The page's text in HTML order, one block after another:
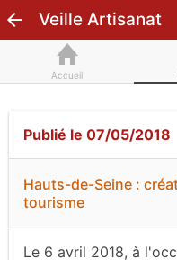
Veille Artisanat
Accueil
Publié le 07/05/2018
Hauts-de-Seine :
tourisme
Le 6 avril 2018, à